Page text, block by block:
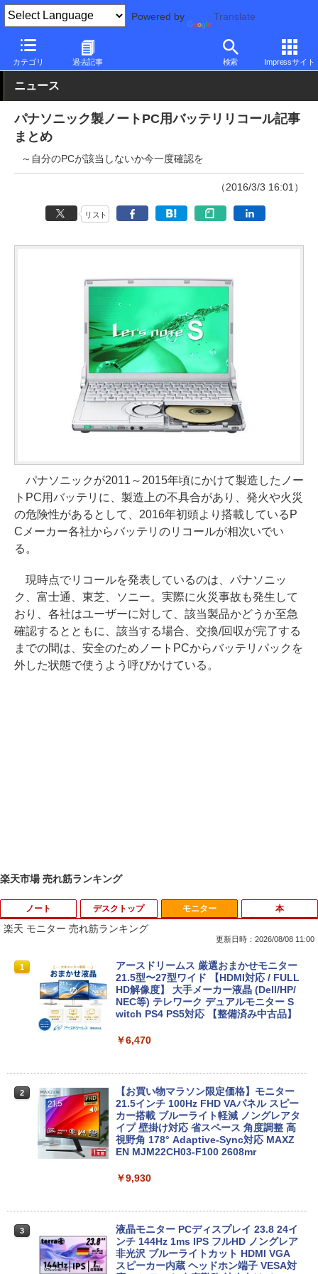
Powered by Translate
カテゴリ 過去記事 検索 Impressサイト
PC Watch パソコン/タブレット/スマートフォン ノートパソコン
ニュース
パナソニック製ノートPC用バッテリリコール記事
まとめ
～自分のPCが該当しないか今一度確認を
（2016/3/3 16:01）
リスト
パナソニックが2011～2015年頃にかけて製造したノー
トPC用バッテリに、製造上の不具合があり、発火や火災
の危険性があるとして、2016年初頭より搭載しているP
Cメーカー各社からバッテリのリコールが相次いでい
る。
現時点でリコールを発表しているのは、パナソニッ
ク、富士通、東芝、ソニー。実際に火災事故も発生して
おり、各社はユーザーに対して、該当製品かどうか至急
確認するとともに、該当する場合、交換/回収が完了する
までの間は、安全のためノートPCからバッテリパックを
外した状態で使うよう呼びかけている。
楽天市場 売れ筋ランキング
ノート
1
【ノートPC用】【あんしん3ヶ月に延長
保証】通常付属している30日の保証期間
が3ヶ月に延長されます。【単品購入・併
用不可※レビューキャンペーンは除く /
ノートパソコン専用】
￥1,000
2
おまかせ 中古ノートパソコン Windows
11 A4サイズ 15型以上 メーカー 富士通 N
EC 等 CPU Intel Cel 第6世代 メモリ4GB
SSD128GB 無線LAN WPS office2搭載
HDMI対応 送料無料 訳あり品
in11搭載 パソコンノートパソコンoffice
付き 初心者向けノートPC 初期設定済 1
5.6型 インテル高速CPU ランダムで発送
メモリ4GB～ 高速SSD1TB 最大 フルHD
デスクトップ
1
ポイント10倍 中古パソコン デスクトッ
プ Windows10【Windows 10 Pro 64Bit
搭載】富士通 ESPRIMO D583シリーズ等
Celeron G1840 2.8G/4G/250GB/DVD-R
OM
￥9,980
2
【中古】【箱付】 APPLE Mac mini A13
47 (Late 2014) 【 macOS Monterey 12.
7.6 / i7(3GHz) / メモリ:16GB / HDD:1.1
2TB 】 【 中古 ビジネスホン パソコン
業務用 電話機 本体】
0T/メモリ16GB(DDR4)/SSD256GB(M.2
NVMe)/Win11Pro-64bit】【中古/送料無
料】※沖縄・離島を除く
モニター
楽天 モニター 売れ筋ランキング
更新日時：2026/08/08 11:00
1
アースドリームス 厳選おまかせモニター
21.5型〜27型ワイド 【HDMI対応 / FULL
HD解像度】 大手メーカー液晶 (Dell/HP/
NEC等) テレワーク デュアルモニター S
witch PS4 PS5対応 【整備済み中古品】
￥6,470
2
【お買い物マラソン限定価格】モニター
21.5インチ 100Hz FHD VAパネル スピー
カー搭載 ブルーライト軽減 ノングレアタ
イプ 壁掛け対応 省スペース 角度調整 高
視野角 178° Adaptive-Sync対応 MAXZ
EN MJM22CH03-F100 2608mr
￥9,930
3
液晶モニター PCディスプレイ 23.8 24イ
ンチ 144Hz 1ms IPS フルHD ノングレア
非光沢 ブルーライトカット HDMI VGA
スピーカー内蔵 ヘッドホン端子 VESA対
本